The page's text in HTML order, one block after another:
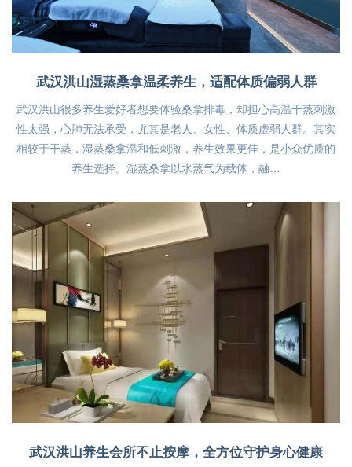
武汉洪山湿蒸桑拿温柔养生，适配体质偏弱人群
武汉洪山很多养生爱好者想要体验桑拿排毒，却担心高温干蒸刺激
性太强，心肺无法承受，尤其是老人、女性、体质虚弱人群。其实
相较于干蒸，湿蒸桑拿温和低刺激，养生效果更佳，是小众优质的
养生选择。湿蒸桑拿以水蒸气为载体，融…
武汉洪山养生会所不止按摩，全方位守护身心健康